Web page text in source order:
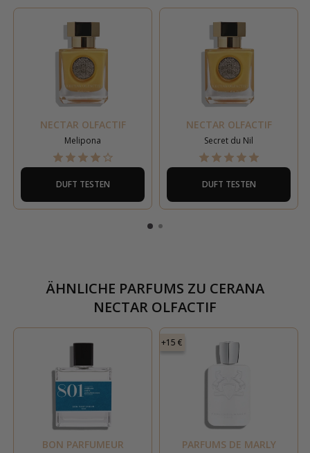
NECTAR OLFACTIF
Melipona
DUFT TESTEN
NECTAR OLFACTIF
Secret du Nil
DUFT TESTEN
ÄHNLICHE PARFUMS ZU CERANA
NECTAR OLFACTIF
BON PARFUMEUR
+15 €
PARFUMS DE MARLY